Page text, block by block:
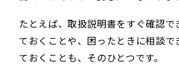
たとえば、取扱説明書をすぐ確認で
ておくことや、困ったときに相談で
ておくことも、そのひとつです。